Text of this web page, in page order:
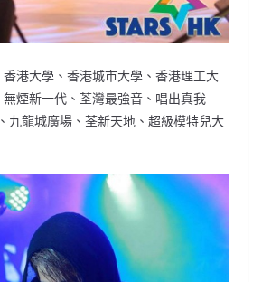
港大學、香港城市大學、香港理工大
煙新一代、荃灣最強音、唱出真我
九龍城廣場、荃新天地、超級模特兒大